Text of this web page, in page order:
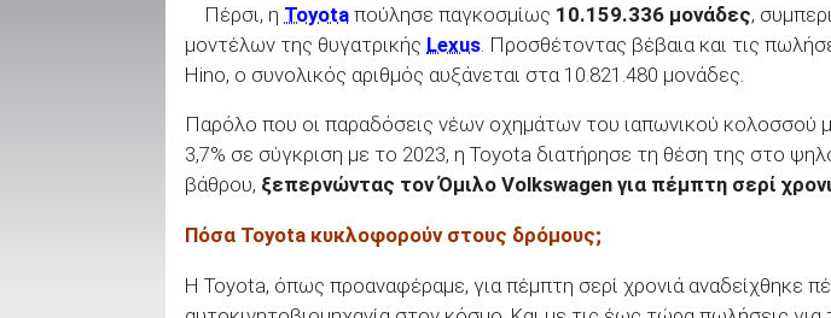
ΑΝΑΖΗΤΗΣΗ
Πέρσι, η Toyota πούλησε παγκοσμίως 10.159.336 μονάδες,
μοντέλων της θυγατρικής Lexus . Προσθέτοντας βέβαια και τις
Hino, ο συνολικός αριθμός αυξάνεται στα 10.821.480 μονάδες.
Παρόλο που οι παραδόσεις νέων οχημάτων του ιαπωνικού κολοσσού
3,7% σε σύγκριση με το 2023, η Toyota διατήρησε τη θέση της στο
βάθρου, ξεπερνώντας τον Όμιλο Volkswagen για πέμπτη σερί
Πόσα Toyota κυκλοφορούν στους δρόμους;
H Toyota, όπως προαναφέραμε, για πέμπτη σερί χρονιά αναδείχθηκε